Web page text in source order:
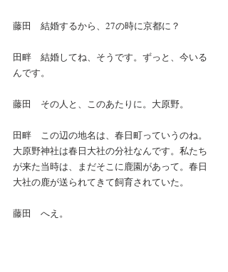
藤田　結婚するから、27の時に京都に？
田畔　結婚してね、そうです。ずっと、今いる
んです。
藤田　その人と、このあたりに。大原野。
田畔　この辺の地名は、春日町っていうのね。
大原野神社は春日大社の分社なんです。私たち
が来た当時は、まだそこに鹿園があって。春日
大社の鹿が送られてきて飼育されていた。
藤田　へえ。